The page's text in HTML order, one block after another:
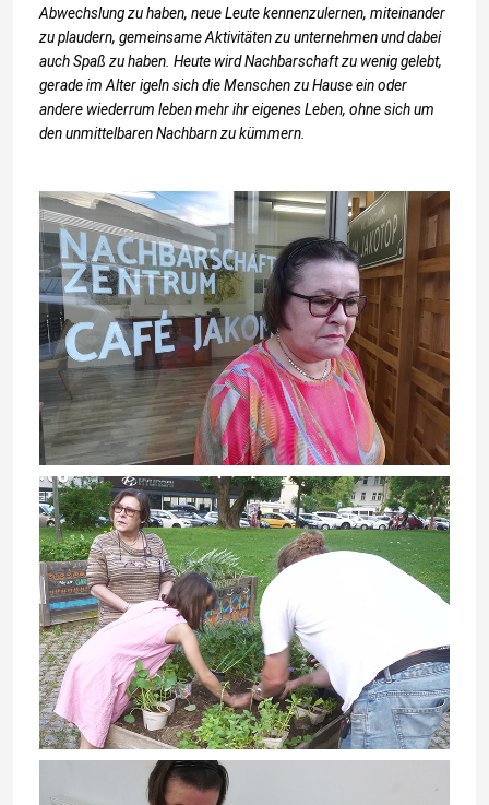
Abwechslung zu haben, neue Leute kennenzulernen, miteinander
zu plaudern, gemeinsame Aktivitäten zu unternehmen und dabei
auch Spaß zu haben. Heute wird Nachbarschaft zu wenig gelebt,
gerade im Alter igeln sich die Menschen zu Hause ein oder
andere wiederrum leben mehr ihr eigenes Leben, ohne sich um
den unmittelbaren Nachbarn zu kümmern.